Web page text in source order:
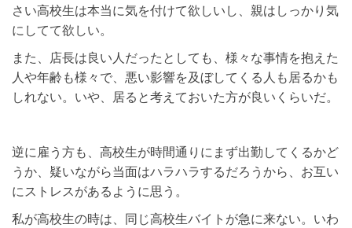
さい高校生は本当に気を付けて欲しいし、親はしっかり気
にしてて欲しい。
また、店長は良い人だったとしても、様々な事情を抱えた
人や年齢も様々で、悪い影響を及ぼしてくる人も居るかも
しれない。いや、居ると考えておいた方が良いくらいだ。
逆に雇う方も、高校生が時間通りにまず出勤してくるかど
うか、疑いながら当面はハラハラするだろうから、お互い
にストレスがあるように思う。
私が高校生の時は、同じ高校生バイトが急に来ない。いわ